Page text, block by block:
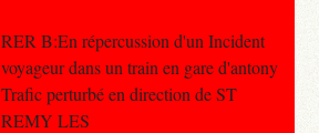
RER B:En répercussion d'un Incident
voyageur dans un train en gare d'antony
Trafic perturbé en direction de ST
REMY LES